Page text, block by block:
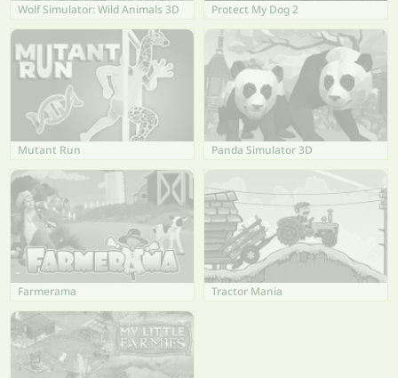
Wolf Simulator: Wild Animals 3D Protect My Dog 2
Mutant Run Panda Simulator 3D
Farmerama Tractor Mania